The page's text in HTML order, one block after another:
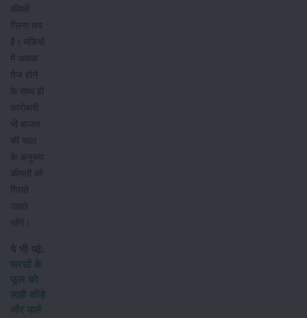
कीमतें
गिरना तय
है। मंडियों
में आवक
तेज होने
के साथ ही
कारोबारी
भी बाजार
की चाल
के अनुरूप
कीमतों को
गिराते
उठाते
रहेंगे।
सरसों के
फूल को
लाही कीड़े
और पाले